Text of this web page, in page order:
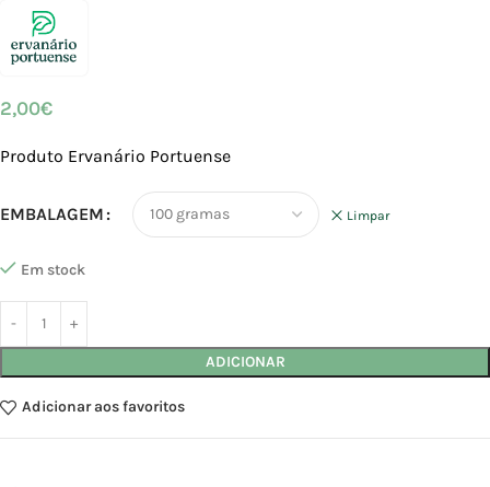
2,00€
Produto Ervanário Portuense
EMBALAGEM Limpar
Em stock
ADICIONAR
Adicionar aos favoritos